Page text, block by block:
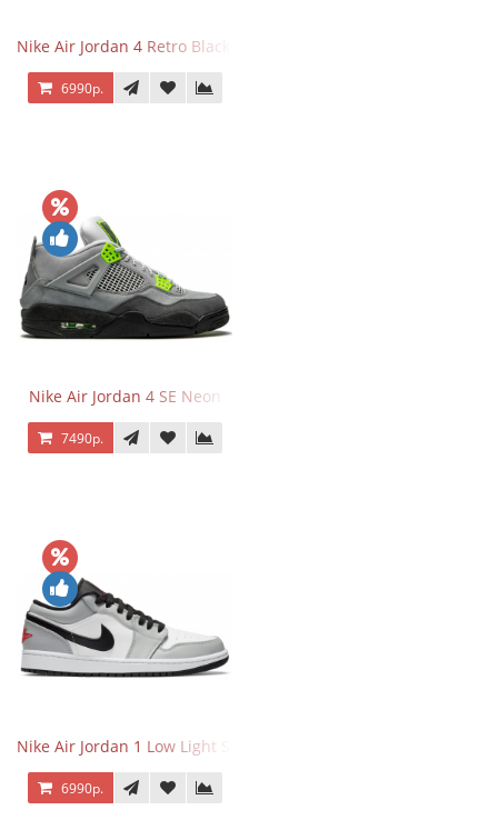
Nike Air Jordan 4 Retro Black Cat
6990р.
Nike Air Jordan 4 SE Neon
7490р.
Nike Air Jordan 1 Low Light Smoke Grey
6990р.